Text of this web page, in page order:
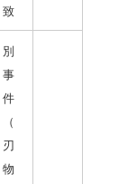
致
別
事
件
（
刃
物